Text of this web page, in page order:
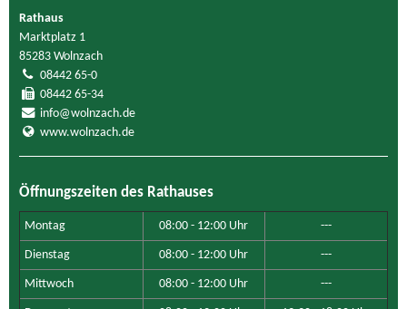
Rathaus
Marktplatz 1
85283 Wolnzach
08442 65-0
08442 65-34
info@wolnzach.de
www.wolnzach.de
Öffnungszeiten des Rathauses
Montag 08:00 - 12:00 Uhr ---
Dienstag 08:00 - 12:00 Uhr ---
Mittwoch 08:00 - 12:00 Uhr ---